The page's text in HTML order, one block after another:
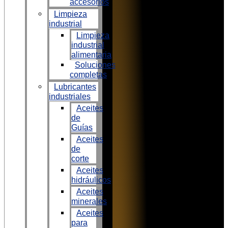
accesorios
Limpieza
industrial
Limpieza
industrial
alimentaria
Soluciones
completas
Lubricantes
industriales
Aceites
de
Guías
Aceites
de
corte
Aceites
hidráulicos
Aceites
minerales
Aceites
para